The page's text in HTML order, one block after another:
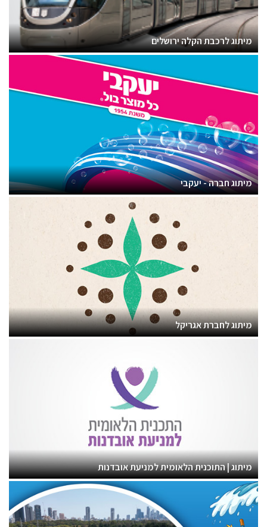
מיתוג לרכבת הקלה ירושלים
מיתוג חברה - יעקבי
מיתוג לחברת אגריקל
מיתוג | התוכנית הלאומית למניעת אובדנות